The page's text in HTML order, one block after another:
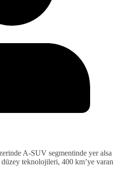
A-SUV segmentinde yer alsa
düzey teknolojileri, 400 km’ye varan